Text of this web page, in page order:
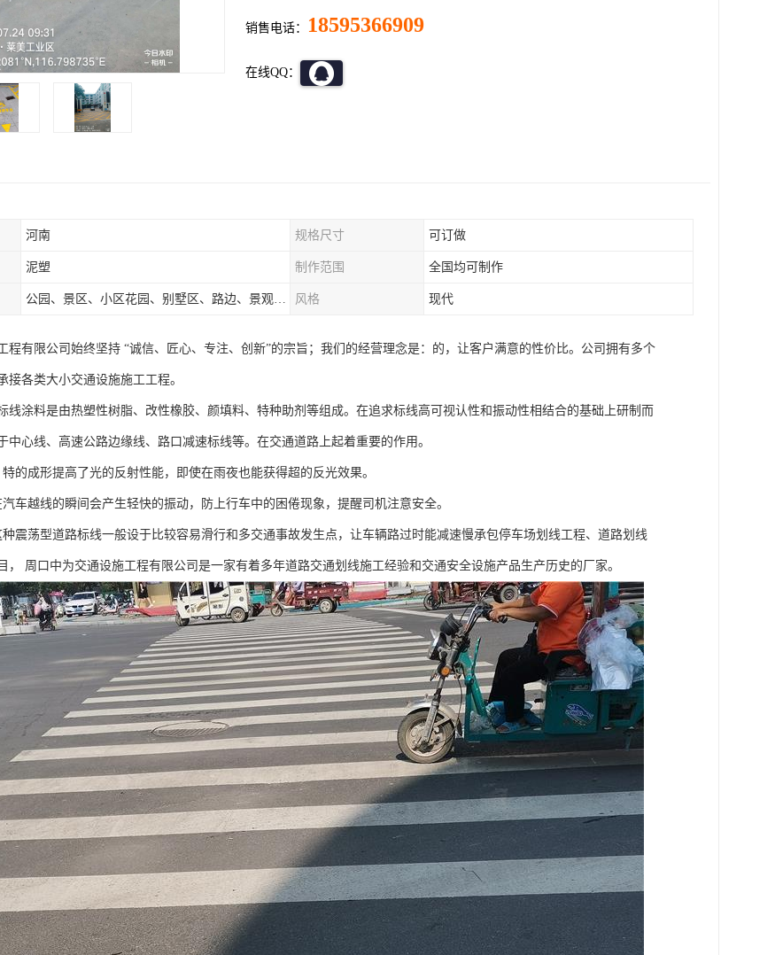
销售电话： 18595366909
在线QQ：
河南 规格尺寸 可订做
泥塑 制作范围 全国均可制作
公园、景区、小区花园、别墅区、路边、景观河道、水库堤坝、市政桥梁、公路交通和园林景观装饰工程等 风格 现代
程有限公司始终坚持 “诚信、匠心、专注、创新”的宗旨；我们的经营理念是：的，让客户满意的性价比。公司拥有多个
接各类大小交通设施施工工程。
线涂料是由热塑性树脂、改性橡胶、颜填料、特种助剂等组成。在追求标线高可视认性和振动性相结合的基础上研制而
中心线、高速公路边缘线、路口减速标线等。在交通道路上起着重要的作用。
的成形提高了光的反射性能，即使在雨夜也能获得超的反光效果。
车越线的瞬间会产生轻快的振动，防上行车中的困倦现象，提醒司机注意安全。
震荡型道路标线一般设于比较容易滑行和多交通事故发生点，让车辆路过时能减速慢承包停车场划线工程、道路划线
， 周口中为交通设施工程有限公司是一家有着多年道路交通划线施工经验和交通安全设施产品生产历史的厂家。